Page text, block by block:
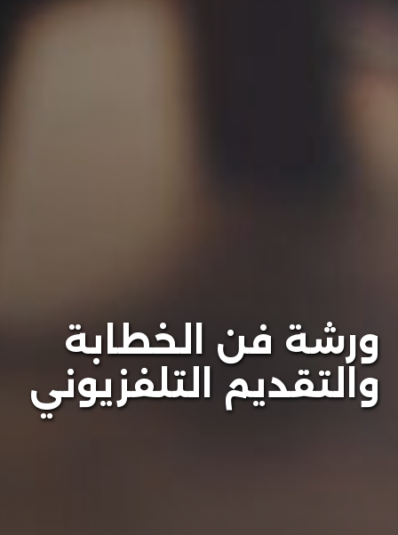
ورشة فن الخطابة
والتقديم التلفزيوني